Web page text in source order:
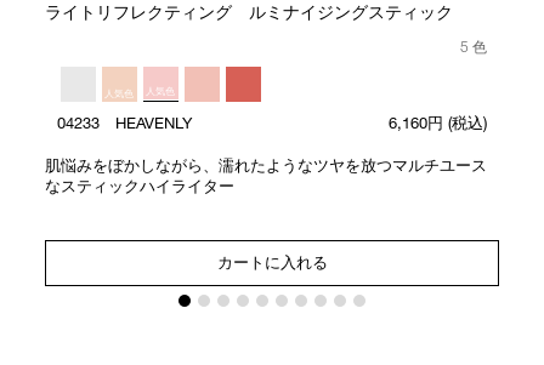
ライトリフレクティング ルミナイジングスティック
5 色
人気色 人気色
04233 HEAVENLY 6,160円 (税込)
肌悩みをぼかしながら、濡れたようなツヤを放つマルチユース
なスティックハイライター
カートに入れる